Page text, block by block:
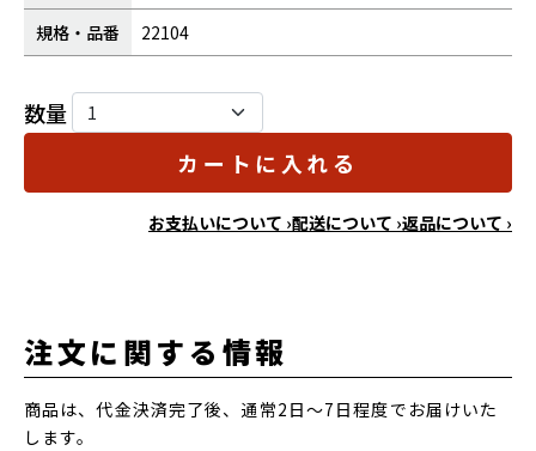
規格・品番
22104
数量
カートに入れる
お支払いについて ›配送について ›返品について ›
注文に関する情報
商品は、代金決済完了後、通常2日～7日程度でお届けいた
します。